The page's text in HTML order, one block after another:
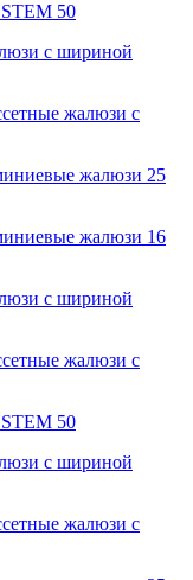
50
с шириной
жалюзи с
жалюзи 25
жалюзи 16
с шириной
жалюзи с
50
с шириной
жалюзи с